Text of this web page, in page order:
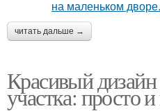
читать дальше →
Красивый дизайн
участка: просто